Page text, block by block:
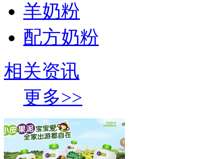
羊奶粉
配方奶粉
相关资讯
更多>>